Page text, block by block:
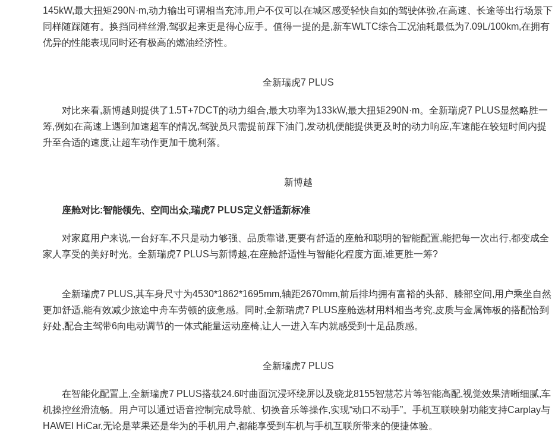
145kW,最大扭矩290N·m,动力输出可谓相当充沛,用户不仅可以在城区感受轻快自如的驾驶体验,在高速、长途等出行场景下
同样随踩随有。换挡同样丝滑,驾驭起来更是得心应手。值得一提的是,新车WLTC综合工况油耗最低为7.09L/100km,在拥有
优异的性能表现同时还有极高的燃油经济性。
全新瑞虎7 PLUS
对比来看,新博越则提供了1.5T+7DCT的动力组合,最大功率为133kW,最大扭矩290N·m。全新瑞虎7 PLUS显然略胜一
筹,例如在高速上遇到加速超车的情况,驾驶员只需提前踩下油门,发动机便能提供更及时的动力响应,车速能在较短时间内提
升至合适的速度,让超车动作更加干脆利落。
新博越
座舱对比:智能领先、 空间出众,瑞虎7 PLUS定义舒适新标准
对家庭用户来说,一台好车,不只是动力够强、品质靠谱,更要有舒适的座舱和聪明的智能配置,能把每一次出行,都变成全
家人享受的美好时光。全新瑞虎7 PLUS与新博越,在座舱舒适性与智能化程度方面,谁更胜一筹?
全新瑞虎7 PLUS,其车身尺寸为4530*1862*1695mm,轴距2670mm,前后排均拥有富裕的头部、膝部空间,用户乘坐自然
更加舒适,能有效减少旅途中舟车劳顿的疲惫感。同时,全新瑞虎7 PLUS座舱选材用料相当考究,皮质与金属饰板的搭配恰到
好处,配合主驾带6向电动调节的一体式能量运动座椅,让人一进入车内就感受到十足品质感。
全新瑞虎7 PLUS
在智能化配置上,全新瑞虎7 PLUS搭载24.6吋曲面沉浸环绕屏以及骁龙8155智慧芯片等智能高配,视觉效果清晰细腻,车
机操控丝滑流畅。用户可以通过语音控制完成导航、切换音乐等操作,实现“动口不动手”。手机互联映射功能支持Carplay与
HAWEI HiCar,无论是苹果还是华为的手机用户,都能享受到车机与手机互联所带来的便捷体验。